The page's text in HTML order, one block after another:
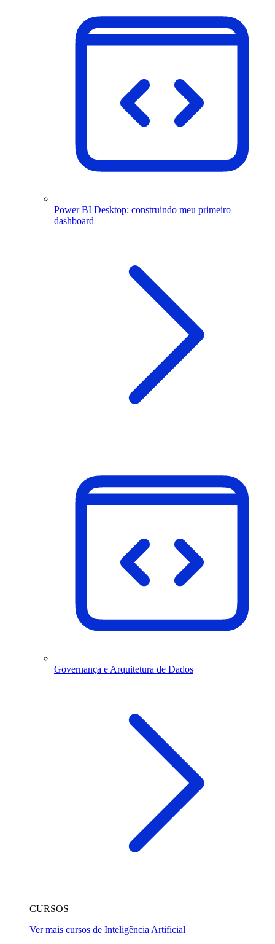
Power BI Desktop: construindo meu primeiro
dashboard
Governança e Arquitetura de Dados
CURSOS
Ver mais cursos de Inteligência Artificial